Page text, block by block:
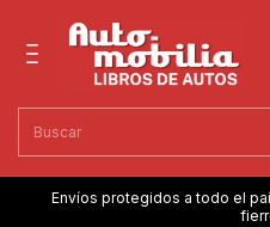
Envíos protegidos a todo el